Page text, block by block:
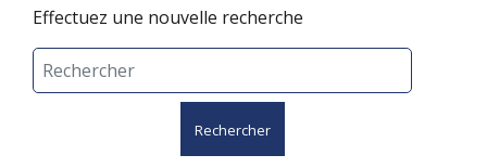
Effectuez une nouvelle recherche
Rechercher